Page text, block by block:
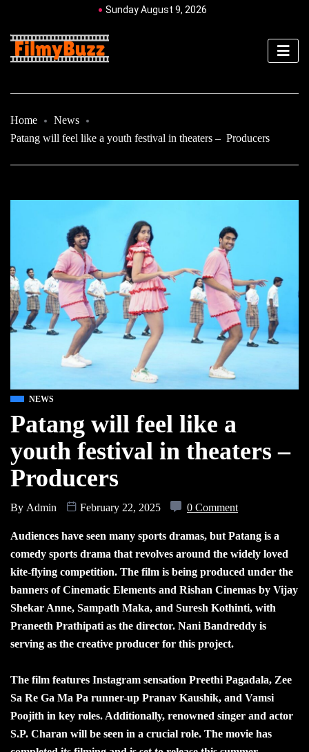
Sunday August 9, 2026
Home
News
Patang will feel like a youth festival in theaters – Producers
NEWS
Patang will feel like a
youth festival in theaters –
Producers
By Admin February 22, 2025 0 Comment
Audiences have seen many sports dramas, but Patang is a
comedy sports drama that revolves around the widely loved
kite-flying competition. The film is being produced under the
banners of Cinematic Elements and Rishan Cinemas by Vijay
Shekar Anne, Sampath Maka, and Suresh Kothinti, with
Praneeth Prathipati as the director. Nani Bandreddy is
serving as the creative producer for this project.
The film features Instagram sensation Preethi Pagadala, Zee
Sa Re Ga Ma Pa runner-up Pranav Kaushik, and Vamsi
Poojith in key roles. Additionally, renowned singer and actor
S.P. Charan will be seen in a crucial role. The movie has